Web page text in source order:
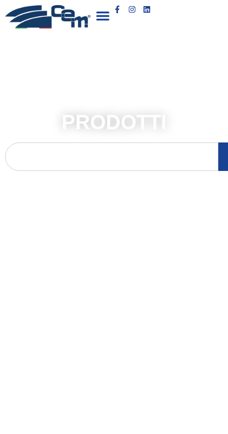
PRODOTTI